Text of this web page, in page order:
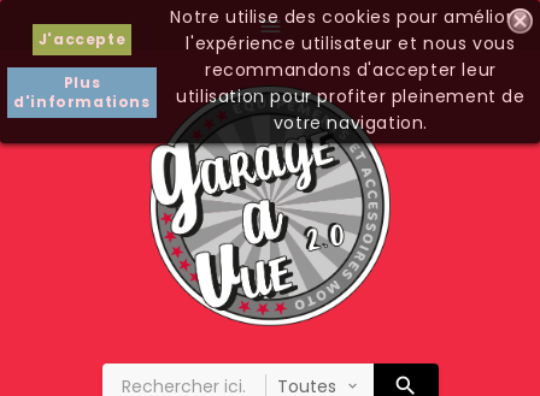

J'accepte
Plus
d'informations
Notre utilise des cookies pour améliorer
l'expérience utilisateur et nous vous
recommandons d'accepter leur
utilisation pour profiter pleinement de
votre navigation.